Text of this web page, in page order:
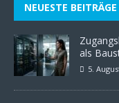
NEUESTE BEITRÄGE
als
5.